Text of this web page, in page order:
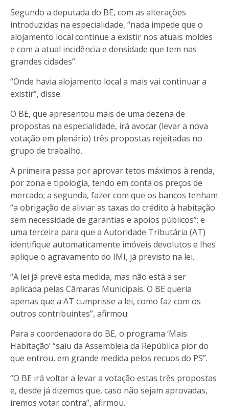
Segundo a deputada do BE, com as alterações
introduzidas na especialidade, “nada impede que o
alojamento local continue a existir nos atuais moldes
e com a atual incidência e densidade que tem nas
grandes cidades”.
“Onde havia alojamento local a mais vai continuar a
existir”, disse.
O BE, que apresentou mais de uma dezena de
propostas na especialidade, irá avocar (levar a nova
votação em plenário) três propostas rejeitadas no
grupo de trabalho.
A primeira passa por aprovar tetos máximos à renda,
por zona e tipologia, tendo em conta os preços de
mercado; a segunda, fazer com que os bancos tenham
“a obrigação de aliviar as taxas do crédito à habitação
sem necessidade de garantias e apoios públicos”; e
uma terceira para que a Autoridade Tributária (AT)
identifique automaticamente imóveis devolutos e lhes
aplique o agravamento do IMI, já previsto na lei.
“A lei já prevê esta medida, mas não está a ser
aplicada pelas Câmaras Municipais. O BE queria
apenas que a AT cumprisse a lei, como faz com os
outros contribuintes”, afirmou.
Para a coordenadora do BE, o programa ‘Mais
Habitação’ “saiu da Assembleia da República pior do
que entrou, em grande medida pelos recuos do PS”.
“O BE irá voltar a levar a votação estas três propostas
e, desde já dizemos que, caso não sejam aprovadas,
iremos votar contra”, afirmou.